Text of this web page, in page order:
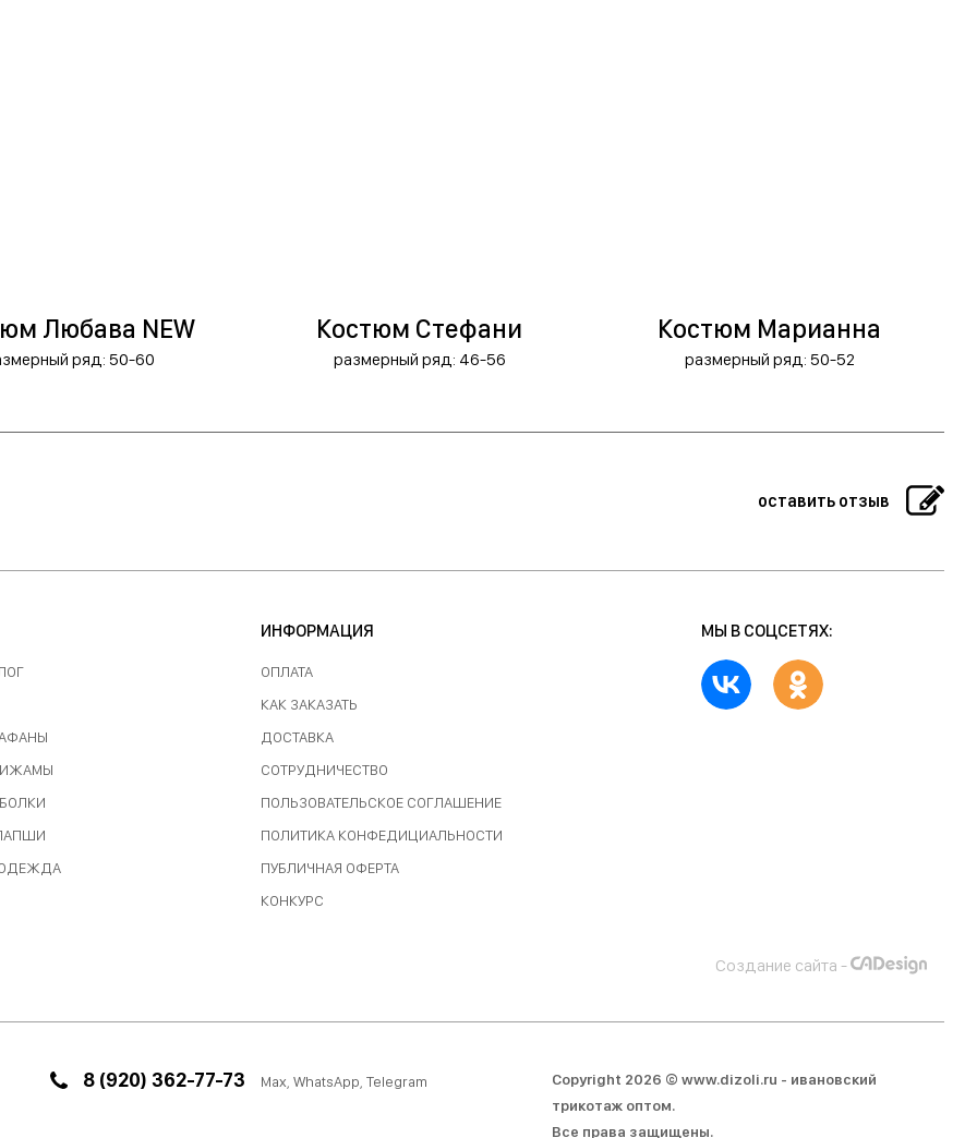
Любава NEW
ряд: 50-60
Костюм Стефани
размерный ряд: 46-56
Костюм Марианна
размерный ряд: 50-52
оставить отзыв
8 (920) 362-77-73 Max, WhatsApp, Telegram
Copyright 2026 © www.dizoli.ru - ивановский
трикотаж оптом.
Все права защищены.
ИНФОРМАЦИЯ
ОПЛАТА
КАК ЗАКАЗАТЬ
ДОСТАВКА
СОТРУДНИЧЕСТВО
ПОЛЬЗОВАТЕЛЬСКОЕ СОГЛАШЕНИЕ
ПОЛИТИКА КОНФЕДИЦИАЛЬНОСТИ
ПУБЛИЧНАЯ ОФЕРТА
КОНКУРС
МЫ В СОЦСЕТЯХ:
Создание сайта -